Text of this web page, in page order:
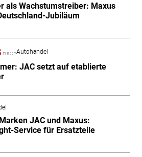
als Wachstumstreiber: Maxus
Jubiläum
Autohandel
JAC setzt auf etablierte
JAC und Maxus:
Service für Ersatzteile